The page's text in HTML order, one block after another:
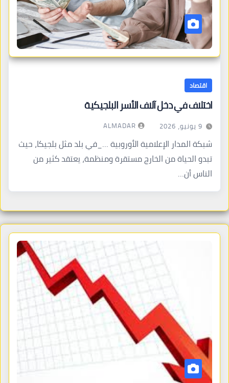
اقتصاد
اختلاف في دخل آلاف الأسر البلجيكية
9 يونيو، 2026 ALMADAR
شبكة المدار الإعلامية الأوروبية …_في بلد مثل بلجيكا، حيث
تبدو الحياة من الخارج مستقرة ومنظمة، يعتقد كثير من
الناس أن…